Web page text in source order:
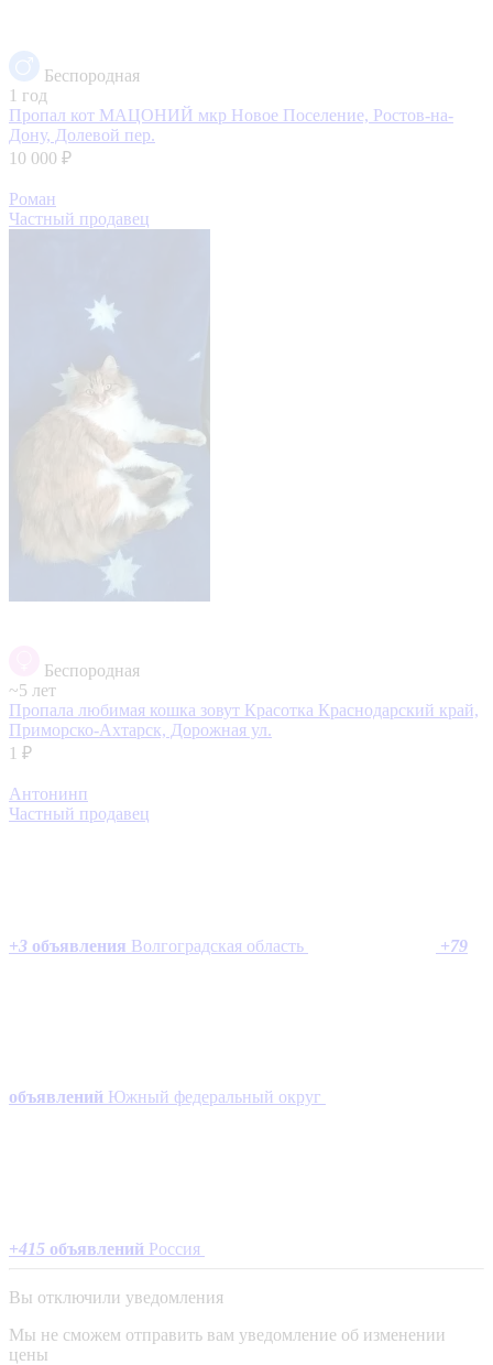
Беспородная
1 год
Пропал кот МАЦОНИЙ мкр Новое Поселение, Ростов-на-
Дону, Долевой пер.
10 000 ₽
Роман
Частный продавец
Беспородная
~5 лет
Пропала любимая кошка зовут Красотка Краснодарский край,
Приморско-Ахтарск, Дорожная ул.
1 ₽
Антонинп
Частный продавец
+3 объявления Волгоградская область +79
объявлений Южный федеральный округ
+415 объявлений Россия
Вы отключили уведомления
Мы не сможем отправить вам уведомление об изменении
цены